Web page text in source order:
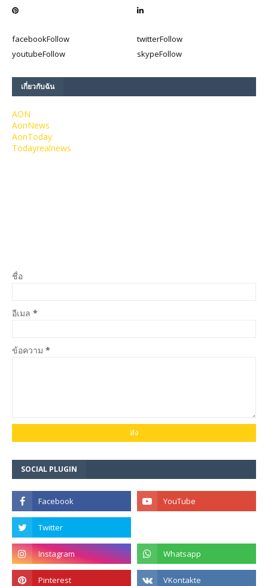
facebookFollow twitterFollow
youtubeFollow skypeFollow
เกี่ยวกับฉัน
AON
AonNews
AonToday
Todayrealnews
ชื่อ
อีเมล *
ข้อความ *
SOCIAL PLUGIN